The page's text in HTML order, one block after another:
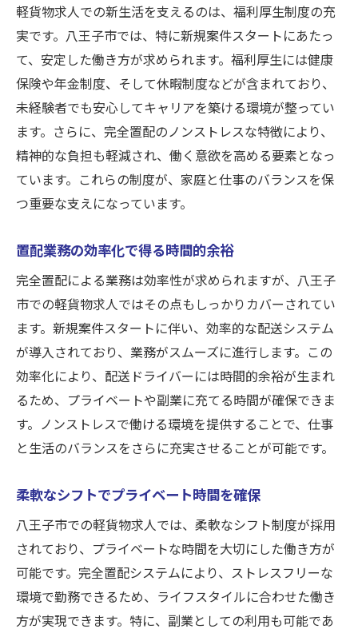
軽貨物求人での新生活を支えるのは、福利厚生制度の充
実です。八王子市では、特に新規案件スタートにあたっ
て、安定した働き方が求められます。福利厚生には健康
保険や年金制度、そして休暇制度などが含まれており、
未経験者でも安心してキャリアを築ける環境が整ってい
ます。さらに、完全置配のノンストレスな特徴により、
精神的な負担も軽減され、働く意欲を高める要素となっ
ています。これらの制度が、家庭と仕事のバランスを保
つ重要な支えになっています。
置配業務の効率化で得る時間的余裕
完全置配による業務は効率性が求められますが、八王子
市での軽貨物求人ではその点もしっかりカバーされてい
ます。新規案件スタートに伴い、効率的な配送システム
が導入されており、業務がスムーズに進行します。この
効率化により、配送ドライバーには時間的余裕が生まれ
るため、プライベートや副業に充てる時間が確保できま
す。ノンストレスで働ける環境を提供することで、仕事
と生活のバランスをさらに充実させることが可能です。
柔軟なシフトでプライベート時間を確保
八王子市での軽貨物求人では、柔軟なシフト制度が採用
されており、プライベートな時間を大切にした働き方が
可能です。完全置配システムにより、ストレスフリーな
環境で勤務できるため、ライフスタイルに合わせた働き
方が実現できます。特に、副業としての利用も可能であ